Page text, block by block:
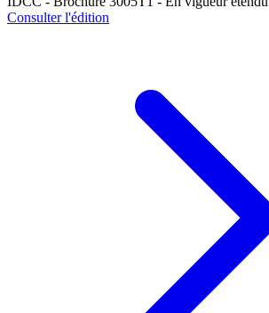
Consulter l'édition